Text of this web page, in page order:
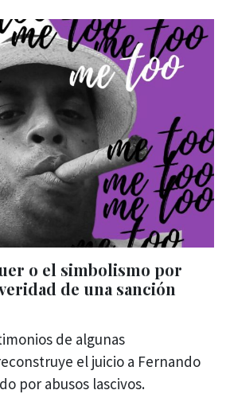
o el simbolismo por
de una sanción
de algunas
el juicio a Fernando
por abusos lascivos.